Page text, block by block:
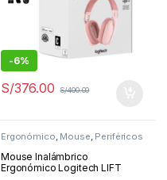
-6%
S/376.00 S/400.00
Ergonómico, Mouse, Periféricos
Mouse Inalámbrico
Ergonómico Logitech LIFT